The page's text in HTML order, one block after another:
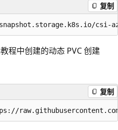
复制
程中创建的动态 PVC 创建
复制